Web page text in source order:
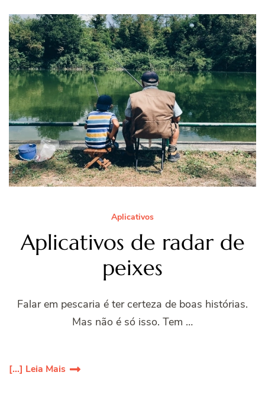
Aplicativos
Aplicativos de radar de
peixes
Falar em pescaria é ter certeza de boas histórias.
Mas não é só isso. Tem …
[...] Leia Mais